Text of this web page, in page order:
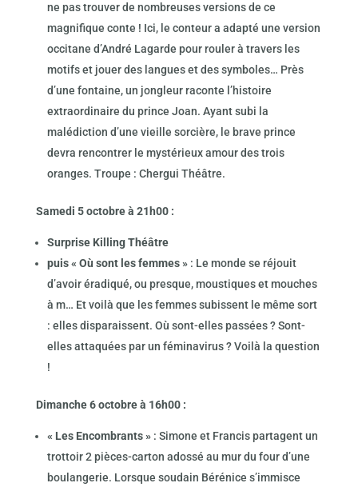
ne pas trouver de nombreuses versions de ce
magnifique conte ! Ici, le conteur a adapté une version
occitane d’André Lagarde pour rouler à travers les
motifs et jouer des langues et des symboles… Près
d’une fontaine, un jongleur raconte l’histoire
extraordinaire du prince Joan. Ayant subi la
malédiction d’une vieille sorcière, le brave prince
devra rencontrer le mystérieux amour des trois
oranges. Troupe : Chergui Théâtre.
Samedi 5 octobre à 21h00 :
Surprise Killing Théâtre
puis « Où sont les femmes »: Le monde se réjouit
d’avoir éradiqué, ou presque, moustiques et mouches
à m… Et voilà que les femmes subissent le même sort
: elles disparaissent. Où sont-elles passées ? Sont-
elles attaquées par un féminavirus ? Voilà la question
!
Dimanche 6 octobre à 16h00 :
« Les Encombrants »: Simone et Francis partagent un
trottoir 2 pièces-carton adossé au mur du four d’une
boulangerie. Lorsque soudain Bérénice s’immisce